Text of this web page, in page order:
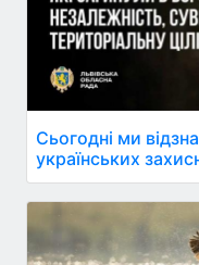
Сьогодні ми
українських